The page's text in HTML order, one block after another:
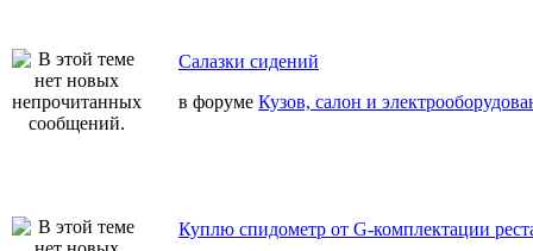
Салазки сидений
в форуме Кузов, салон и
Куплю спидометр от G-комплектации